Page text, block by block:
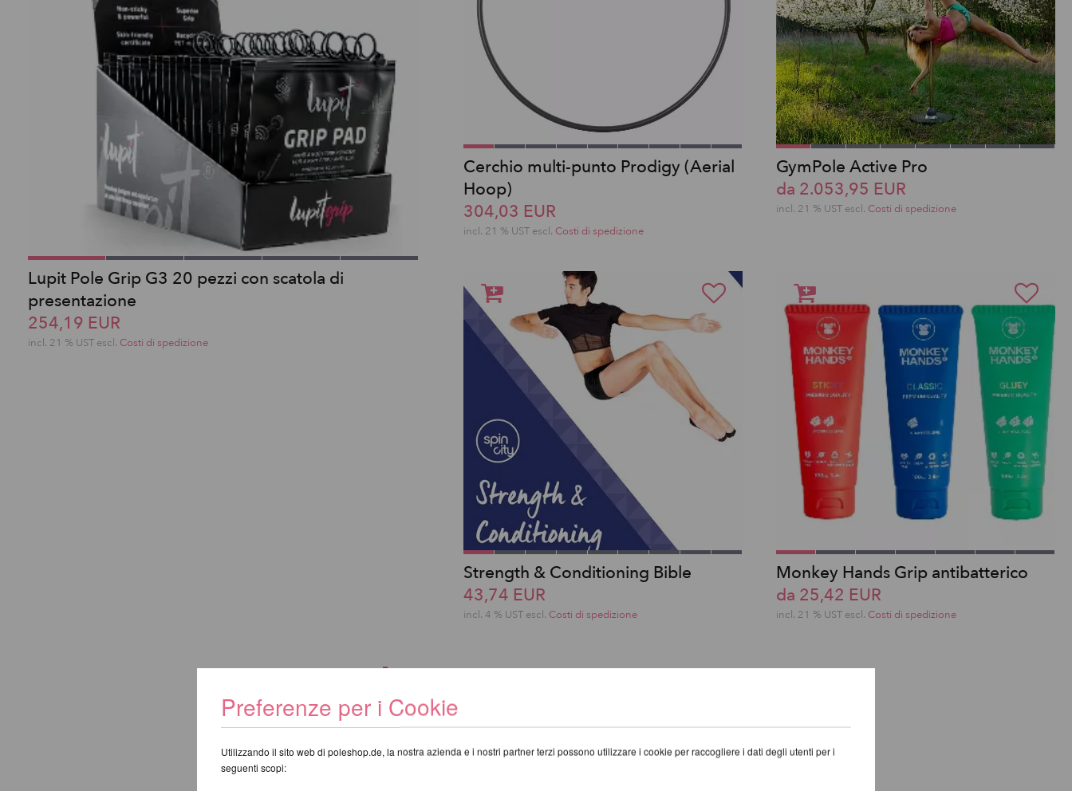
Lupit Pole Grip G3 20 pezzi con scatola di
presentazione
254,19 EUR
incl. 21 % UST escl. Costi di spedizione
Cerchio multi-punto Prodigy (Aerial
Hoop)
304,03 EUR
incl. 21 % UST escl. Costi di spedizione
GymPole Active Pro
da 2.053,95 EUR
incl. 21 % UST escl. Costi di spedizione
Strength & Conditioning Bible
43,74 EUR
incl. 4 % UST escl. Costi di spedizione
Monkey Hands Grip antibatterico
da 25,42 EUR
incl. 21 % UST escl. Costi di spedizione
Cerca:
Preferenze per i Cookie
Utilizzando il sito web di poleshop.de, la nostra azienda e i nostri partner terzi possono utilizzare i cookie per raccogliere i dati degli utenti per i
seguenti scopi: